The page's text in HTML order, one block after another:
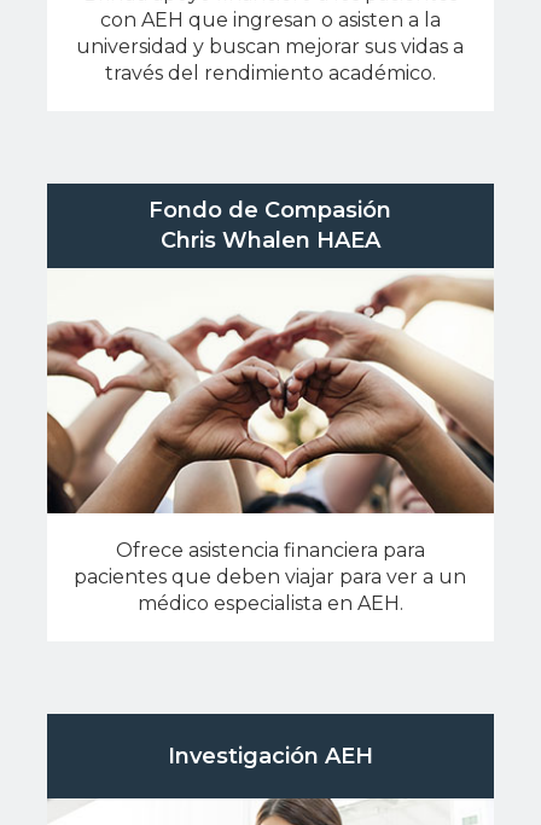
con AEH que ingresan o asisten a la
universidad y buscan mejorar sus vidas a
través del rendimiento académico.
Fondo de Compasión
Chris Whalen HAEA
Ofrece asistencia financiera para
pacientes que deben viajar para ver a un
médico especialista en AEH.
Investigación AEH